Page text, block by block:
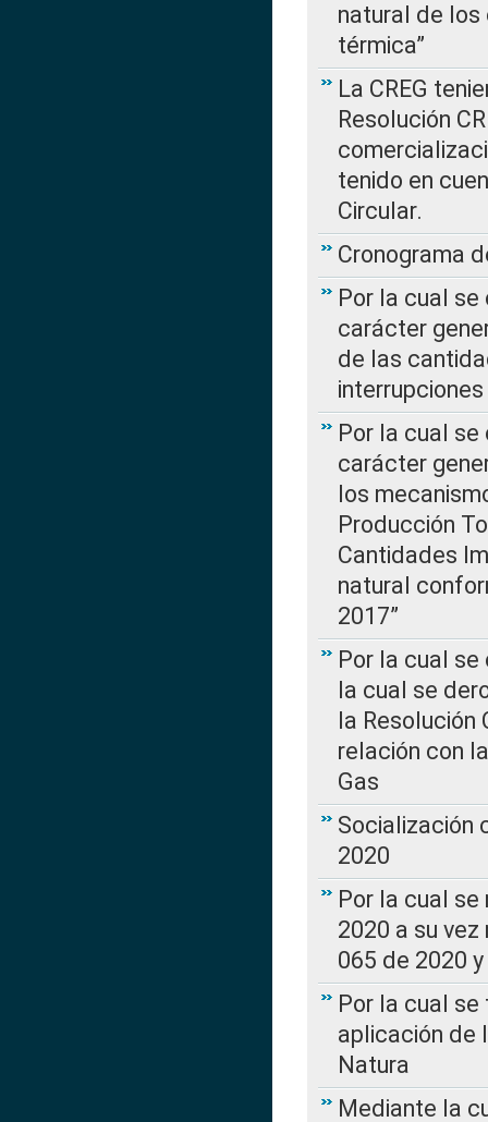
natural de los
térmica”
La CREG
Resolución
tenido en
Circular.
Cronograma
Por la cual
carácter
de las
Por la cual
carácter
los
Producción
Cantidades
natural
2017”
Por la cual
la cual se
la Resolución
relación con
Gas
Socialización
2020
Por la cual se
2020 a su
065 de 2020
Por la cual
aplicación de
Natura
Mediante la